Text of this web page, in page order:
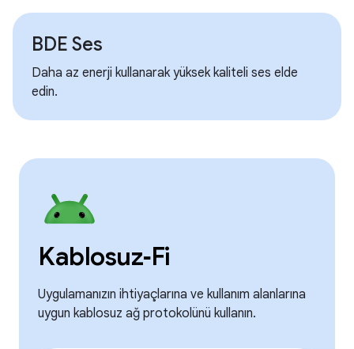
BDE Ses
Daha az enerji kullanarak yüksek kaliteli ses elde
edin.
Kablosuz‑Fi
Uygulamanızın ihtiyaçlarına ve kullanım alanlarına
uygun kablosuz ağ protokolünü kullanın.